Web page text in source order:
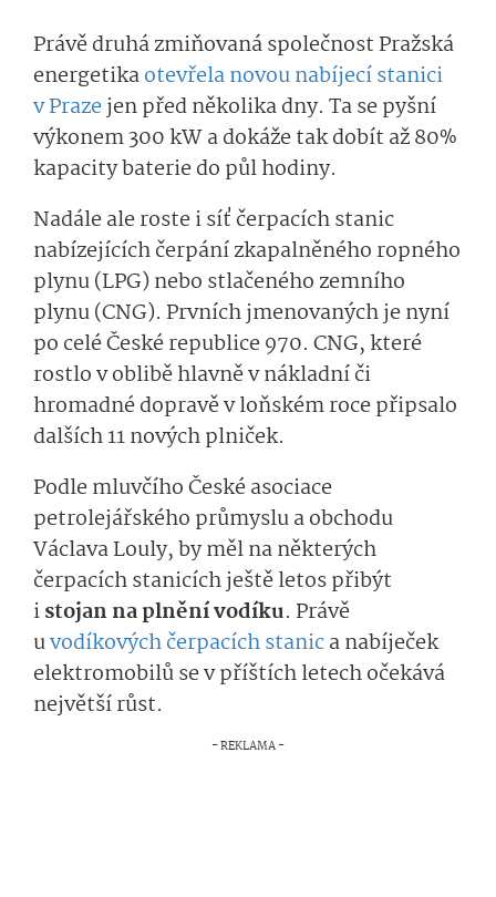
Právě druhá zmiňovaná společnost Pražská
energetikaotevřela novou nabíjecí stanici
v Prazejen před několika dny. Ta se pyšní
výkonem 300 kW a dokáže tak dobít až 80%
kapacity baterie do půl hodiny.
Nadále ale roste i síť čerpacích stanic
nabízejících čerpání zkapalněného ropného
plynu (LPG) nebo stlačeného zemního
plynu (CNG). Prvních jmenovaných je nyní
po celé České republice 970. CNG, které
rostlo v oblibě hlavně v nákladní či
hromadné dopravě v loňském roce připsalo
dalších 11 nových plniček.
Podle mluvčího České asociace
petrolejářského průmyslu a obchodu
Václava Louly, by měl na některých
čerpacích stanicích ještě letos přibýt
istojan na plnění vodíku. Právě
uvodíkových čerpacích stanica nabíječek
elektromobilů se v příštích letech očekává
největší růst.